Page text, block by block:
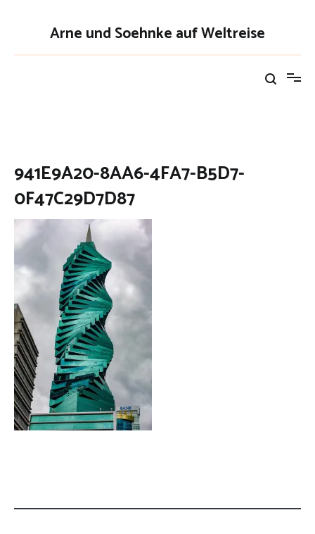
Arne und Soehnke auf Weltreise
941E9A20-8AA6-4FA7-B5D7-
0F47C29D7D87